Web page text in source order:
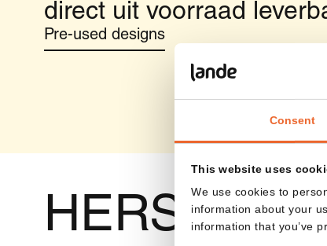
Consent
This website uses
We use cookies to
information about your
information that you’ve
direct uit voorraad
Pre-used designs